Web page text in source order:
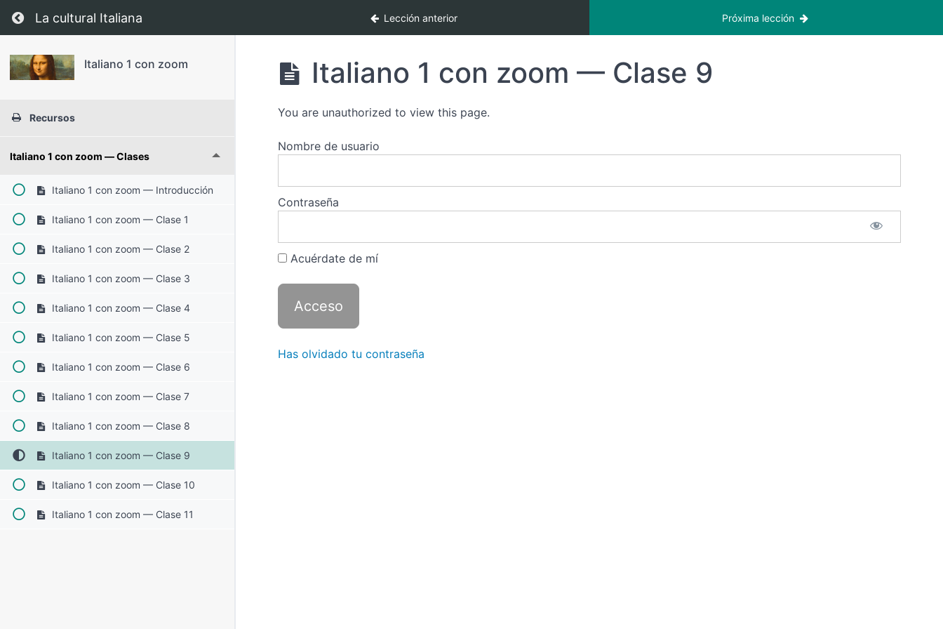
Regresar a curso: Italiano 1 con zoom
La cultural Italiana Lección anterior Próxima lección
Italiano 1 con zoom
Recursos
Italiano 1 con zoom — Clases
Italiano 1 con zoom — Introducción
Italiano 1 con zoom — Clase 1
Italiano 1 con zoom — Clase 2
Italiano 1 con zoom — Clase 3
Italiano 1 con zoom — Clase 4
Italiano 1 con zoom — Clase 5
Italiano 1 con zoom — Clase 6
Italiano 1 con zoom — Clase 7
Italiano 1 con zoom — Clase 8
Italiano 1 con zoom — Clase 9
Italiano 1 con zoom — Clase 10
Italiano 1 con zoom — Clase 11
Italiano 1 con zoom — Clase 9
You are unauthorized to view this page.
Nombre de usuario
Contraseña
Acuérdate de mí
Has olvidado tu contraseña